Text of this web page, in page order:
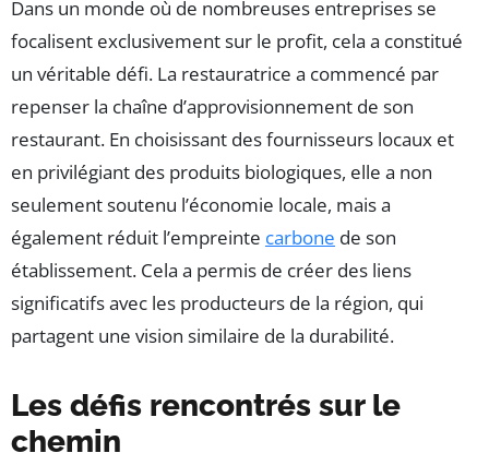
Dans un monde où de nombreuses entreprises se
focalisent exclusivement sur le profit, cela a constitué
un véritable défi. La restauratrice a commencé par
repenser la chaîne d’approvisionnement de son
restaurant. En choisissant des fournisseurs locaux et
en privilégiant des produits biologiques, elle a non
seulement soutenu l’économie locale, mais a
également réduit l’empreinte carbone de son
établissement. Cela a permis de créer des liens
significatifs avec les producteurs de la région, qui
partagent une vision similaire de la durabilité.
Les défis rencontrés sur le
chemin